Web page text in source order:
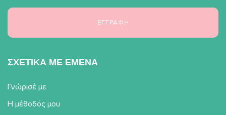
ΣΧΕΤΙΚΑ ΜΕ ΕΜΕΝΑ
Γνώρισέ με
Η μέθοδός μου